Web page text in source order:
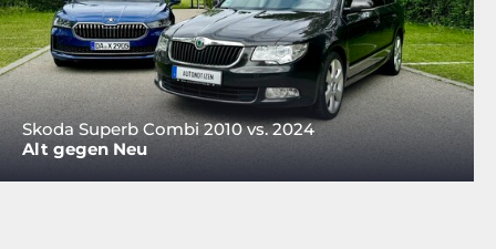
Skoda Superb Combi 2010 vs. 2024
Alt gegen Neu